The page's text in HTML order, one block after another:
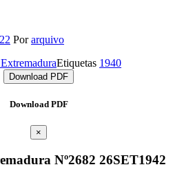
Porarquivo
Etiquetas 1940
Download PDF
Download PDF
×
Nº2682 26SET1942